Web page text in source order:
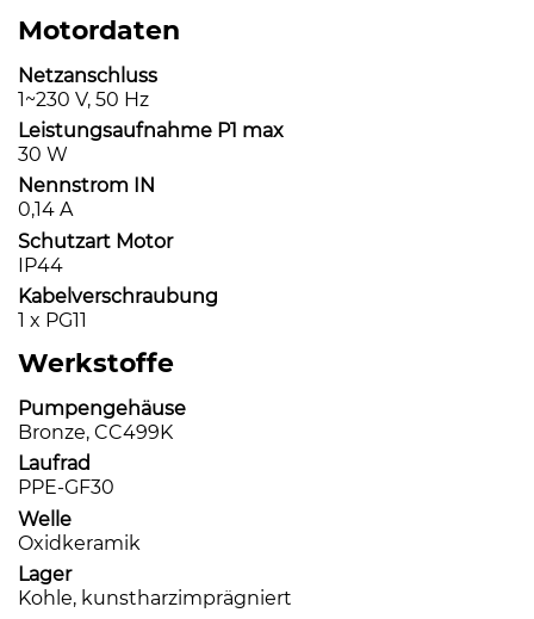
Motordaten
Netzanschluss
1~230 V, 50 Hz
Leistungsaufnahme P1 max
30 W
Nennstrom IN
0,14 A
Schutzart Motor
IP44
Kabelverschraubung
1 x PG11
Werkstoffe
Pumpengehäuse
Bronze, CC499K
Laufrad
PPE-GF30
Welle
Oxidkeramik
Lager
Kohle, kunstharzimprägniert